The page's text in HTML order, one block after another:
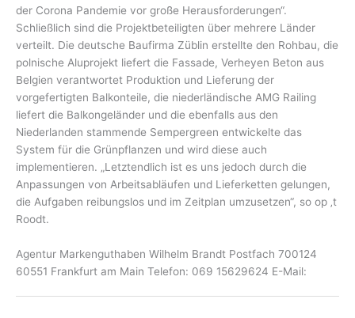
der Corona Pandemie vor große Herausforderungen“.
Schließlich sind die Projektbeteiligten über mehrere Länder
verteilt. Die deutsche Baufirma Züblin erstellte den Rohbau, die
polnische Aluprojekt liefert die Fassade, Verheyen Beton aus
Belgien verantwortet Produktion und Lieferung der
vorgefertigten Balkonteile, die niederländische AMG Railing
liefert die Balkongeländer und die ebenfalls aus den
Niederlanden stammende Sempergreen entwickelte das
System für die Grünpflanzen und wird diese auch
implementieren. „Letztendlich ist es uns jedoch durch die
Anpassungen von Arbeitsabläufen und Lieferketten gelungen,
die Aufgaben reibungslos und im Zeitplan umzusetzen“, so op ‚t
Roodt.
Agentur Markenguthaben Wilhelm Brandt Postfach 700124
60551 Frankfurt am Main Telefon: 069 15629624 E-Mail: